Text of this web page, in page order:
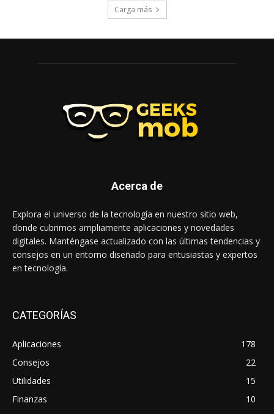
Carga más
Acerca de
Explora el universo de la tecnología en nuestro sitio web,
donde cubrimos ampliamente aplicaciones y novedades
digitales. Manténgase actualizado con las últimas tendencias y
consejos en un entorno diseñado para entusiastas y expertos
en tecnología.
CATEGORÍAS
Aplicaciones
178
Consejos
22
Utilidades
15
Finanzas
10